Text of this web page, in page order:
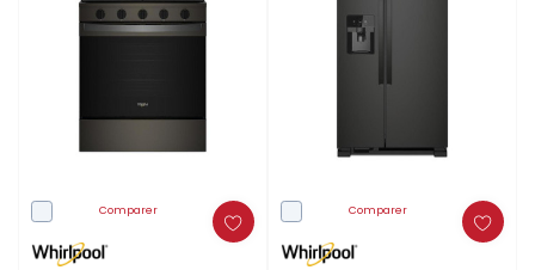
Comparer Comparer